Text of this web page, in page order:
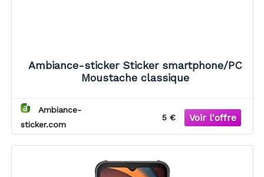
Ambiance-sticker Sticker smartphone/PC
Moustache classique
Ambiance-
sticker.com
5 €